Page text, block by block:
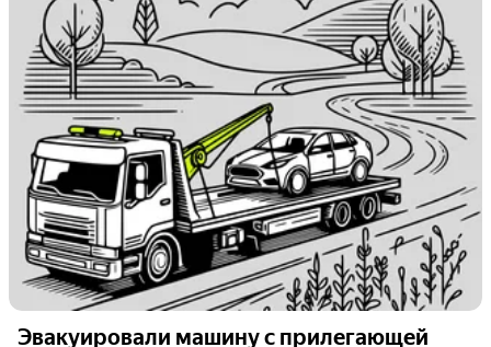
Эвакуировали машину с прилегающей